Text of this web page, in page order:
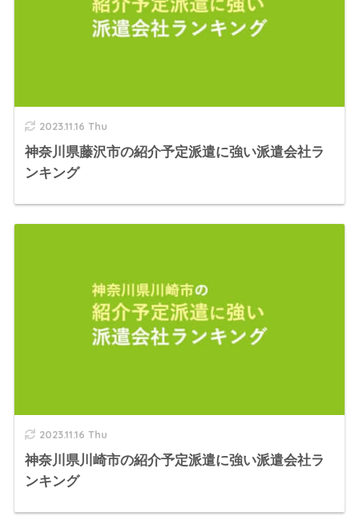
2023.11.16 Thu
神奈川県藤沢市の紹介予定派遣に強い派遣会社ラ
ンキング
2023.11.16 Thu
神奈川県川崎市の紹介予定派遣に強い派遣会社ラ
ンキング